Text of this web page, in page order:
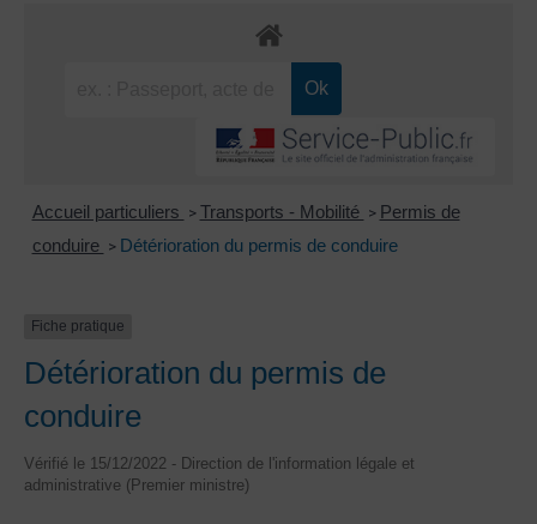
Accueil particuliers > Transports - Mobilité > Permis de
conduire > Détérioration du permis de conduire
Fiche pratique
Détérioration du permis de
conduire
Vérifié le 15/12/2022 - Direction de l'information légale et
administrative (Premier ministre)